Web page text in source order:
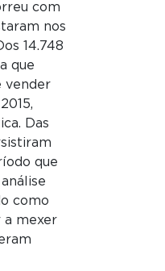
com
nos
14.748
que
vender
Das
que
como
a mexer